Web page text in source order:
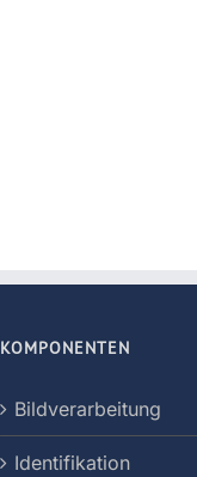
KOMPONENTEN
Bildverarbeitung
Identifikation